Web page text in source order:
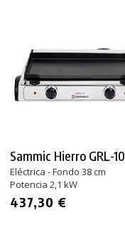
Sammic Hierro GRL-10
Eléctrica - Fondo 38 cm
Potencia 2,1 kW
437,30 €